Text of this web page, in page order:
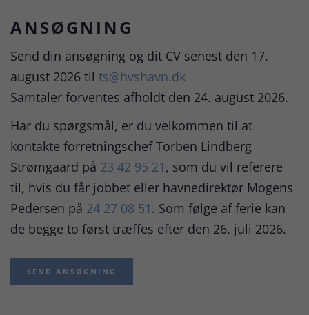
ANSØGNING
Send din ansøgning og dit CV senest den 17.
august 2026 til ts@hvshavn.dk
Samtaler forventes afholdt den 24. august 2026.
Har du spørgsmål, er du velkommen til at
kontakte forretningschef Torben Lindberg
Strømgaard på 23 42 95 21 , som du vil referere
til, hvis du får jobbet eller havnedirektør Mogens
Pedersen på 24 27 08 51 . Som følge af ferie kan
de begge to først træffes efter den 26. juli 2026.
SEND ANSØGNING